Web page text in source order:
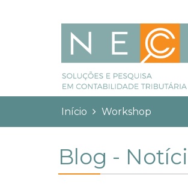
Você está aqui:
Início Workshop
Blog -